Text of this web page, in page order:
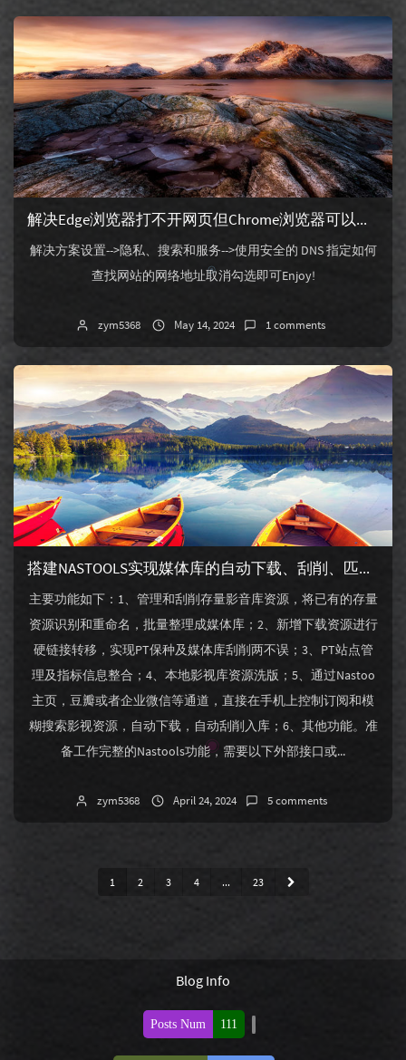
解决Edge浏览器打不开网页但Chrome浏览器可以的问题
解决方案设置-->隐私、搜索和服务-->使用安全的 DNS 指定如何
查找网站的网络地址取消勾选即可Enjoy!
zym5368 May 14, 2024 1 comments
搭建NASTOOLS实现媒体库的自动下载、刮削、匹配字幕、推送通知等功能ALL IN ONE
主要功能如下：1、管理和刮削存量影音库资源，将已有的存量
资源识别和重命名，批量整理成媒体库；2、新增下载资源进行
硬链接转移，实现PT保种及媒体库刮削两不误；3、PT站点管
理及指标信息整合；4、本地影视库资源洗版；5、通过Nastoo
主页，豆瓣或者企业微信等通道，直接在手机上控制订阅和模
糊搜索影视资源，自动下载，自动刮削入库；6、其他功能。准
备工作完整的Nastools功能，需要以下外部接口或...
zym5368 April 24, 2024 5 comments
1 2 3 4 ... 23
Blog Info
Posts Num 111